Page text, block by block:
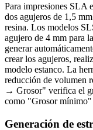
Para impresiones SLA
dos agujeros de 1,5
resina. Los modelos
agujero de 4 mm para
generar
crear los agujeros,
modelo estanco. La
reducción de volumen
→ Grosor" verifica el
como "Grosor
Generación de